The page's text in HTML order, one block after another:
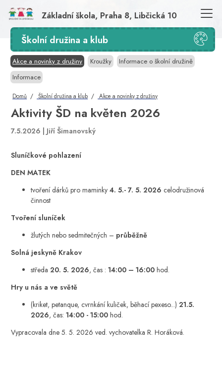
Základní škola, Praha 8, Libčická 10
Domů Školní družina a klub Akce a novinky z družiny
Aktivity ŠD na květen 2026
7.5.2026 | Jiří Šimanovský
Sluníčkové pohlazení
DEN MATEK
tvoření dárků pro maminky 4. 5.- 7. 5. 2026 celodružinová
činnost
Tvoření sluníček
žlutých nebo sedmitečných – průběžně
Solná jeskyně Krakov
středa 20. 5. 2026, čas : 14:00 – 16:00hod.
Hry u nás a ve světě
(kriket, petanque, cvrnkání kuliček, běhací pexeso...) 21.5.
2026, čas: 14:00 - 15:00hod.
Vypracovala dne 5. 5. 2026 ved. vychovatelka R. Horáková.
Školní družina a klub
Akce a novinky z družiny Kroužky
Informace o školní družině
Informace